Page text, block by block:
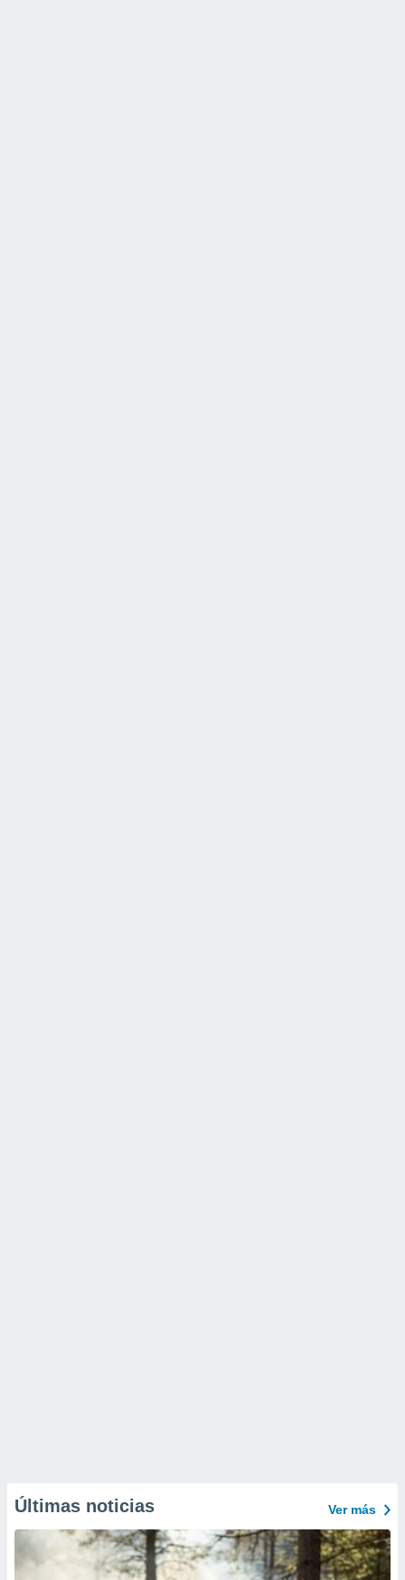
Últimas noticias Ver más